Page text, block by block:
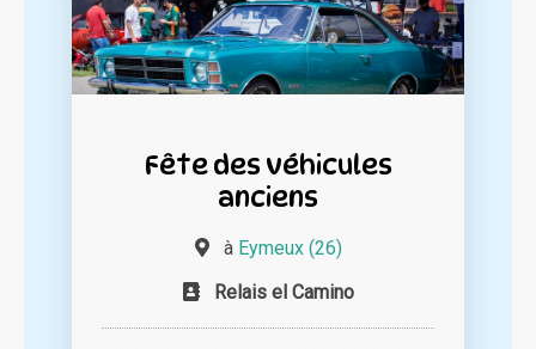
Fête des véhicules
anciens
à Eymeux (26)
Relais el Camino